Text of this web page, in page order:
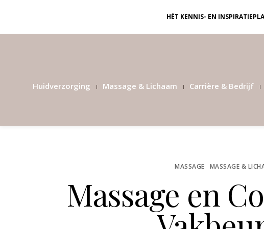
HÉT KENNIS- EN
Huidverzorging Massage & Lichaam Carrière & Bedrijf
MASSAGE MASSAGE &
Massage en